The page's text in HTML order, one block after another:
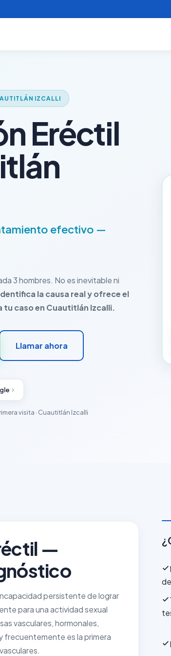
IZCALLI
Eréctil
efectivo —
3 hombres. No es inevitable ni
la causa real y ofrece el
caso en Cuautitlán Izcalli.
Llamar ahora
visita · Cuautitlán Izcalli
—
persistente de lograr
para una actividad sexual
vasculares, hormonales,
frecuentemente es la primera